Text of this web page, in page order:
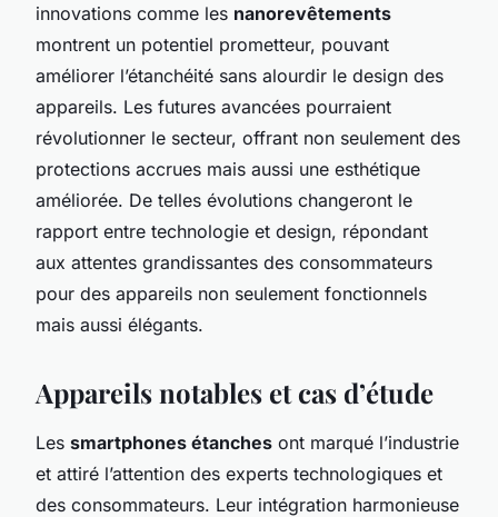
innovations comme les nanorevêtements
montrent un potentiel prometteur, pouvant
améliorer l’étanchéité sans alourdir le design des
appareils. Les futures avancées pourraient
révolutionner le secteur, offrant non seulement des
protections accrues mais aussi une esthétique
améliorée. De telles évolutions changeront le
rapport entre technologie et design, répondant
aux attentes grandissantes des consommateurs
pour des appareils non seulement fonctionnels
mais aussi élégants.
Appareils notables et cas d’étude
Les smartphones étanches ont marqué l’industrie
et attiré l’attention des experts technologiques et
des consommateurs. Leur intégration harmonieuse